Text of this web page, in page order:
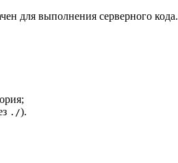
для выполнения серверного кода.
./).